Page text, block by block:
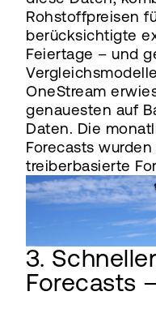
Rohstoffpreisen
berücksichtigte
Feiertage – und
OneStream
genauesten auf
Daten. Die
Forecasts
treiberbasierte
3.
Forecasts